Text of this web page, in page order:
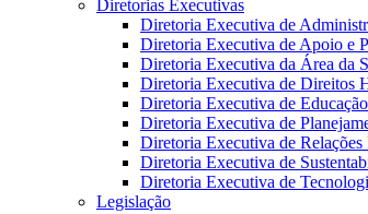
Diretorias Executivas
Diretoria Executiva de
Diretoria Executiva de Apoio e
Diretoria Executiva da Área da
Diretoria Executiva de Direitos
Diretoria Executiva de
Diretoria Executiva de
Diretoria Executiva de
Diretoria Executiva de
Diretoria Executiva de
Legislação